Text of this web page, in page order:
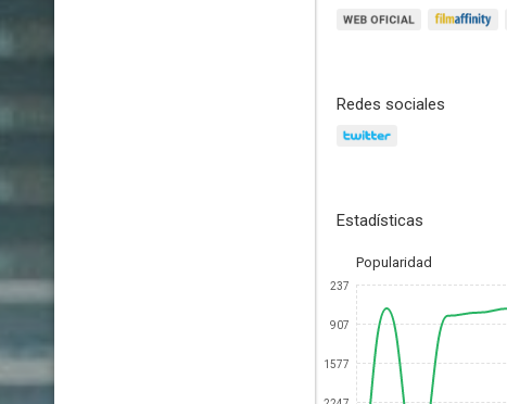
Redes sociales
Estadísticas
Popularidad
237
907
1577